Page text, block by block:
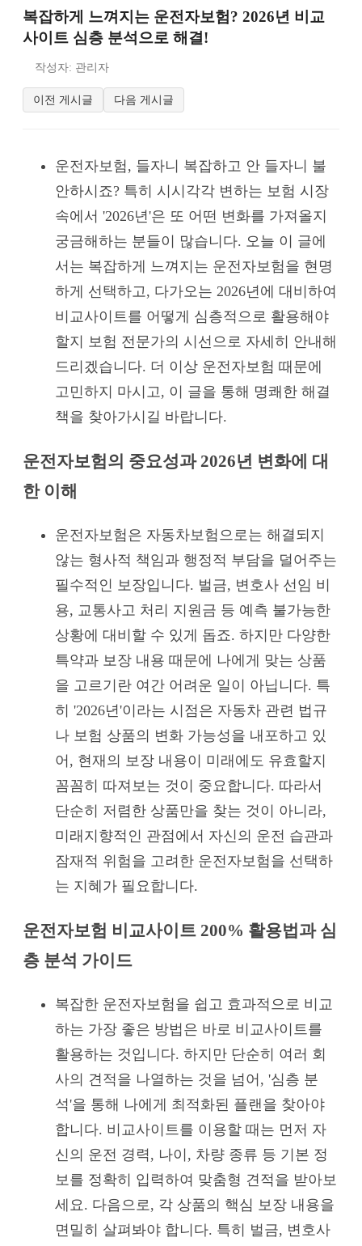
복잡하게 느껴지는 운전자보험? 2026년 비교
사이트 심층 분석으로 해결!
작성자: 관리자
이전 게시글 다음 게시글
운전자보험, 들자니 복잡하고 안 들자니 불
안하시죠? 특히 시시각각 변하는 보험 시장
속에서 '2026년'은 또 어떤 변화를 가져올지
궁금해하는 분들이 많습니다. 오늘 이 글에
서는 복잡하게 느껴지는 운전자보험을 현명
하게 선택하고, 다가오는 2026년에 대비하여
비교사이트를 어떻게 심층적으로 활용해야
할지 보험 전문가의 시선으로 자세히 안내해
드리겠습니다. 더 이상 운전자보험 때문에
고민하지 마시고, 이 글을 통해 명쾌한 해결
책을 찾아가시길 바랍니다.
운전자보험의 중요성과 2026년 변화에 대
한 이해
운전자보험은 자동차보험으로는 해결되지
않는 형사적 책임과 행정적 부담을 덜어주는
필수적인 보장입니다. 벌금, 변호사 선임 비
용, 교통사고 처리 지원금 등 예측 불가능한
상황에 대비할 수 있게 돕죠. 하지만 다양한
특약과 보장 내용 때문에 나에게 맞는 상품
을 고르기란 여간 어려운 일이 아닙니다. 특
히 '2026년'이라는 시점은 자동차 관련 법규
나 보험 상품의 변화 가능성을 내포하고 있
어, 현재의 보장 내용이 미래에도 유효할지
꼼꼼히 따져보는 것이 중요합니다. 따라서
단순히 저렴한 상품만을 찾는 것이 아니라,
미래지향적인 관점에서 자신의 운전 습관과
잠재적 위험을 고려한 운전자보험을 선택하
는 지혜가 필요합니다.
운전자보험 비교사이트 200% 활용법과 심
층 분석 가이드
복잡한 운전자보험을 쉽고 효과적으로 비교
하는 가장 좋은 방법은 바로 비교사이트를
활용하는 것입니다. 하지만 단순히 여러 회
사의 견적을 나열하는 것을 넘어, '심층 분
석'을 통해 나에게 최적화된 플랜을 찾아야
합니다. 비교사이트를 이용할 때는 먼저 자
신의 운전 경력, 나이, 차량 종류 등 기본 정
보를 정확히 입력하여 맞춤형 견적을 받아보
세요. 다음으로, 각 상품의 핵심 보장 내용을
면밀히 살펴봐야 합니다. 특히 벌금, 변호사